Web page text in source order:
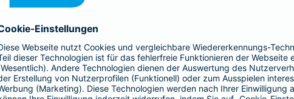
Fördermittelgenauso selbstverständlich wie die Vereinbarung